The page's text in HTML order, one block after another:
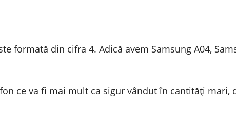
formată din cifra 4. Adică avem Samsung A04,
ce va fi mai mult ca sigur vândut în cantități mari,